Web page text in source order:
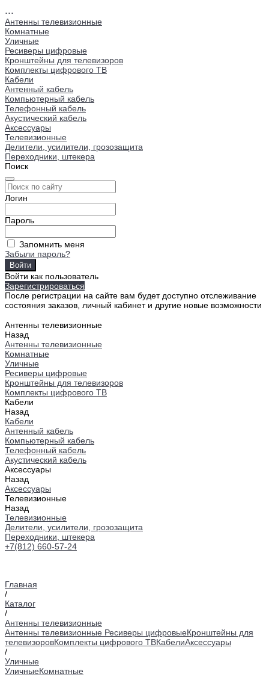
...
Антенны телевизионные
Комнатные
Уличные
Ресиверы цифровые
Кронштейны для телевизоров
Комплекты цифрового ТВ
Кабели
Антенный кабель
Компьютерный кабель
Телефонный кабель
Акустический кабель
Аксессуары
Телевизионные
Делители, усилители, грозозащита
Переходники, штекера
Поиск
Логин
Пароль
Запомнить меня
Забыли пароль?
Войти как пользователь
Зарегистрироваться
После регистрации на сайте вам будет доступно отслеживание
состояния заказов, личный кабинет и другие новые возможности
Антенны телевизионные
Назад
Антенны телевизионные
Комнатные
Уличные
Ресиверы цифровые
Кронштейны для телевизоров
Комплекты цифрового ТВ
Кабели
Назад
Кабели
Антенный кабель
Компьютерный кабель
Телефонный кабель
Акустический кабель
Аксессуары
Назад
Аксессуары
Телевизионные
Назад
Телевизионные
Делители, усилители, грозозащита
Переходники, штекера
+7(812) 660-57-24
Главная
/
Каталог
/
Антенны телевизионные
Антенны телевизионные Ресиверы цифровыеКронштейны для
телевизоровКомплекты цифрового ТВКабелиАксессуары
/
Уличные
УличныеКомнатные